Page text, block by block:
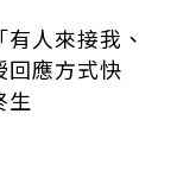
人來接我、
回應方式快
生